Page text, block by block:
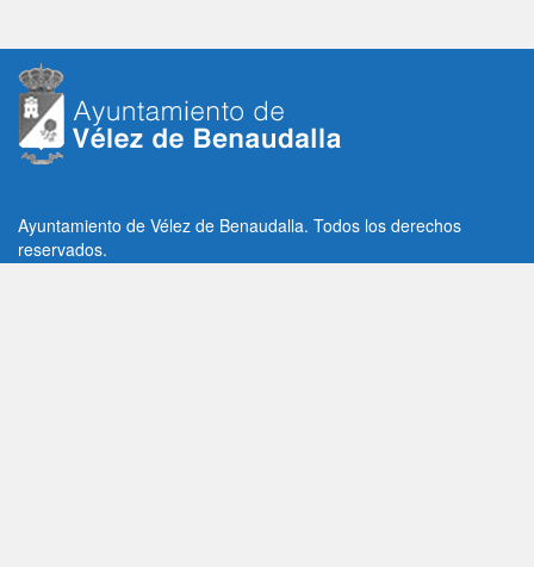
Ayuntamiento de Vélez de Benaudalla. Todos los derechos
reservados.